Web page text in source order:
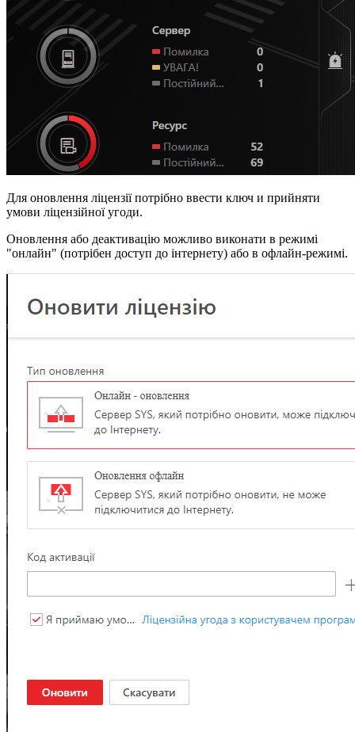
Для оновлення ліцензії потрібно ввести ключ и прийняти
умови ліцензійної угоди.
Оновлення або деактивацію можливо виконати в режимі
"онлайн" (потрібен доступ до інтернету) або в офлайн-режимі.